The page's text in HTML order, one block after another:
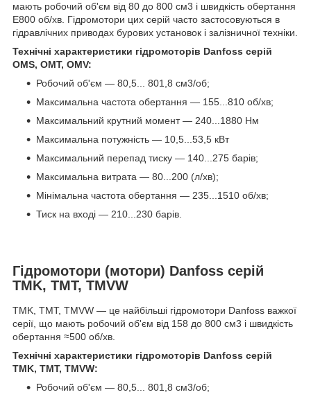
мають робочий об'єм від 80 до 800 см3 і швидкість обертання
E800 об/хв. Гідромотори цих серій часто застосовуються в
гідравлічних приводах бурових установок і залізничної техніки.
Технічні характеристики гідромоторів Danfoss серій
OMS, OMT, OMV:
Робочий об'єм — 80,5... 801,8 см3/об;
Максимальна частота обертання — 155...810 об/хв;
Максимальний крутний момент — 240...1880 Нм
Максимальна потужність — 10,5...53,5 кВт
Максимальний перепад тиску — 140...275 барів;
Максимальна витрата — 80...200 (л/хв);
Мінімальна частота обертання — 235...1510 об/хв;
Тиск на вході — 210...230 барів.
Гідромотори (мотори) Danfoss серій
TMK, TMT, TMVW
TMK, TMT, TMVW — це найбільші гідромотори Danfoss важкої
серії, що мають робочий об'єм від 158 до 800 см3 і швидкість
обертання ≈500 об/хв.
Технічні характеристики гідромоторів Danfoss серій
TMK, TMT, TMVW:
Робочий об'єм — 80,5... 801,8 см3/об;